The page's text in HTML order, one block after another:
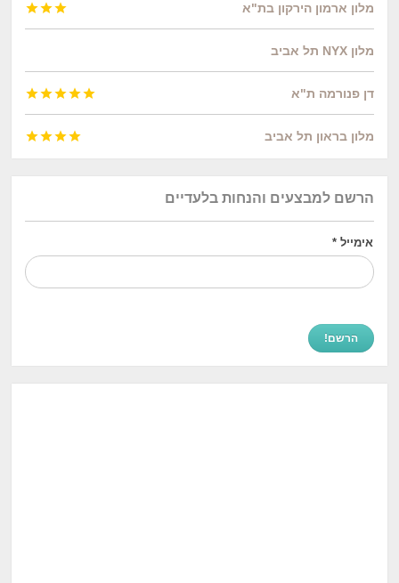
הרשם למבצעים והנחות בלעדיים
אימייל*
מלון ארמון הירקון בת"א 


מלון NYX תל אביב
דן פנורמה ת"א 




מלון בראון תל אביב 


